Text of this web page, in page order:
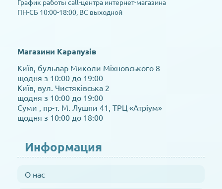
График работы call-центра интернет-магазина
ПН-СБ 10:00-18:00, ВС выходной
Магазини Карапузів
Київ, бульвар Миколи Міхновського 8
щодня з 10:00 до 19:00
Київ, вул. Чистяківська 2
щодня з 10:00 до 19:00
Суми , пр-т. М. Лушпи 41, ТРЦ «Атріум»
щодня з 10:00 до 18:00
Информация
О нас